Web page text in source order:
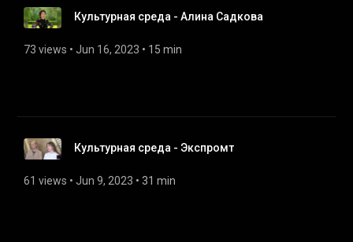
Культурная среда - Алина Садкова
73 views • Jun 16, 2023 • 15 min
Культурная среда - Экспромт
61 views • Jun 9, 2023 • 31 min